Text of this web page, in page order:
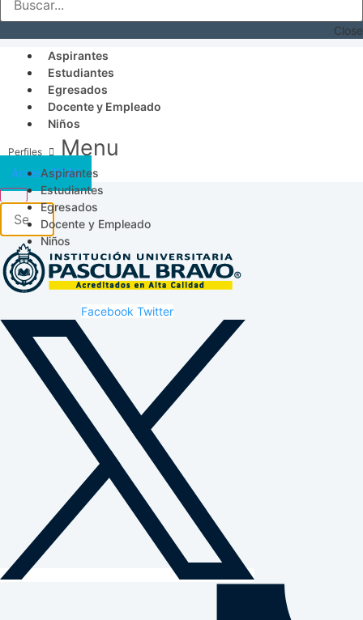
Close
Aspirantes
Estudiantes
Egresados
Docente y Empleado
Niños
Menu
Aspirantes
Estudiantes
Egresados
Docente y Empleado
Niños
Acceso SICAU
Facebook Twitter